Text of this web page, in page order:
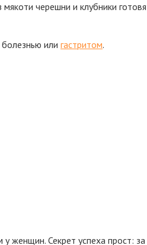
черешни и клубники
или гастритом.
женщин. Секрет успеха прост: